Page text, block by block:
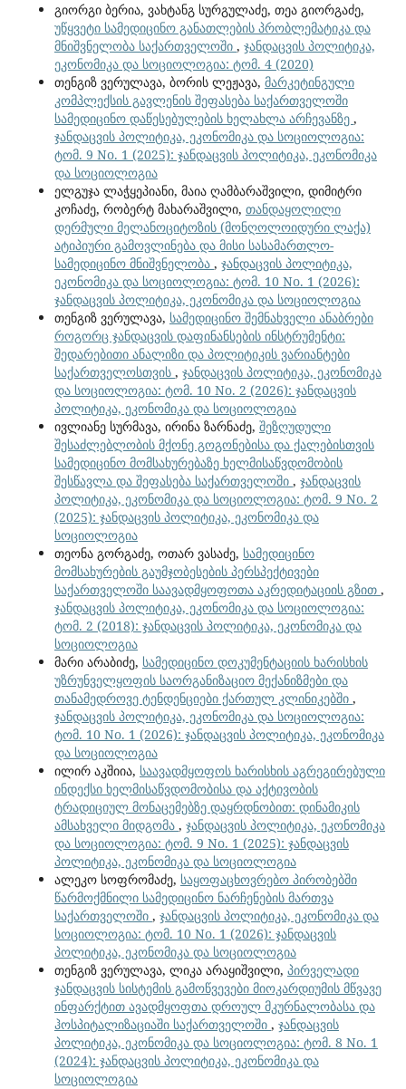
გიორგი ბერია, ვახტანგ სურგულაძე, თეა გიორგაძე,
უწყვეტი სამედიცინო განათლების პრობლემატიკა და
მნიშვნელობა საქართველოში , ჯანდაცვის პოლიტიკა,
ეკონომიკა და სოციოლოგია: ტომ. 4 (2020)
თენგიზ ვერულავა, ბორის ლეჟავა, მარკეტინგული
კომპლექსის გავლენის შეფასება საქართველოში
სამედიცინო დაწესებულების ხელახლა არჩევანზე ,
ჯანდაცვის პოლიტიკა, ეკონომიკა და სოციოლოგია:
ტომ. 9 No. 1 (2025): ჯანდაცვის პოლიტიკა, ეკონომიკა
და სოციოლოგია
ელგუჯა ლაჭყეპიანი, მაია ღამბარაშვილი, დიმიტრი
კოჩაძე, რობერტ მახარაშვილი, თანდაყოლილი
დერმული მელანოციტოზის (მონღოლოიდური ლაქა)
ატიპიური გამოვლინება და მისი სასამართლო-
სამედიცინო მნიშვნელობა , ჯანდაცვის პოლიტიკა,
ეკონომიკა და სოციოლოგია: ტომ. 10 No. 1 (2026):
ჯანდაცვის პოლიტიკა, ეკონომიკა და სოციოლოგია
თენგიზ ვერულავა, სამედიცინო შემნახველი ანაბრები
როგორც ჯანდაცვის დაფინანსების ინსტრუმენტი:
შედარებითი ანალიზი და პოლიტიკის ვარიანტები
საქართველოსთვის , ჯანდაცვის პოლიტიკა, ეკონომიკა
და სოციოლოგია: ტომ. 10 No. 2 (2026): ჯანდაცვის
პოლიტიკა, ეკონომიკა და სოციოლოგია
ივლიანე სურმავა, ირინა ზარნაძე, შეზღუდული
შესაძლებლობის მქონე გოგონებისა და ქალებისთვის
სამედიცინო მომსახურებაზე ხელმისაწვდომობის
შესწავლა და შეფასება საქართველოში , ჯანდაცვის
პოლიტიკა, ეკონომიკა და სოციოლოგია: ტომ. 9 No. 2
(2025): ჯანდაცვის პოლიტიკა, ეკონომიკა და
სოციოლოგია
თეონა გორგაძე, ოთარ ვასაძე, სამედიცინო
მომსახურების გაუმჯობესების პერსპექტივები
საქართველოში საავადმყოფოთა აკრედიტაციის გზით ,
ჯანდაცვის პოლიტიკა, ეკონომიკა და სოციოლოგია:
ტომ. 2 (2018): ჯანდაცვის პოლიტიკა, ეკონომიკა და
სოციოლოგია
მარი არაბიძე, სამედიცინო დოკუმენტაციის ხარისხის
უზრუნველყოფის საორგანიზაციო მექანიზმები და
თანამედროვე ტენდენციები ქართულ კლინიკებში ,
ჯანდაცვის პოლიტიკა, ეკონომიკა და სოციოლოგია:
ტომ. 10 No. 1 (2026): ჯანდაცვის პოლიტიკა, ეკონომიკა
და სოციოლოგია
ილირ აკშიია, საავადმყოფოს ხარისხის აგრეგირებული
ინდექსი ხელმისაწვდომობისა და აქტივობის
ტრადიციულ მონაცემებზე დაყრდნობით: დინამიკის
ამსახველი მიდგომა , ჯანდაცვის პოლიტიკა, ეკონომიკა
და სოციოლოგია: ტომ. 9 No. 1 (2025): ჯანდაცვის
პოლიტიკა, ეკონომიკა და სოციოლოგია
ალეკო სოფრომაძე, საყოფაცხოვრებო პირობებში
წარმოქმნილი სამედიცინო ნარჩენების მართვა
საქართველოში , ჯანდაცვის პოლიტიკა, ეკონომიკა და
სოციოლოგია: ტომ. 10 No. 1 (2026): ჯანდაცვის
პოლიტიკა, ეკონომიკა და სოციოლოგია
თენგიზ ვერულავა, ლიკა არაყიშვილი, პირველადი
ჯანდაცვის სისტემის გამოწვევები მიოკარდიუმის მწვავე
ინფარქტით ავადმყოფთა დროულ მკურნალობასა და
ჰოსპიტალიზაციაში საქართველოში , ჯანდაცვის
პოლიტიკა, ეკონომიკა და სოციოლოგია: ტომ. 8 No. 1
(2024): ჯანდაცვის პოლიტიკა, ეკონომიკა და
სოციოლოგია